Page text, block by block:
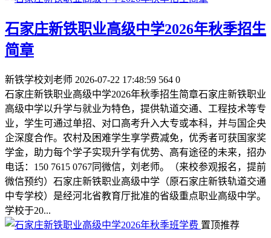
石家庄新铁职业高级中学2026年秋季招生
简章
新铁学校刘老师 2026-07-22 17:48:59 564 0
石家庄新铁职业高级中学2026年秋季招生简章石家庄新铁职业
高级中学以升学与就业为特色，提供轨道交通、工程技术等专
业，学生可通过单招、对口高考升入大专或本科，并与国企央
企深度合作。农村及困难学生享学费减免，优秀者可获国家奖
学金，助力每个学子实现升学有优势、高有途径的未来，招办
电话：150 7615 0767同微信，刘老师。（来校参观报名，提前
微信预约）石家庄新铁职业高级中学（原石家庄新铁轨道交通
中专学校）是经河北省教育厅批准的省级重点职业高级中学。
学校于20...
置顶推荐